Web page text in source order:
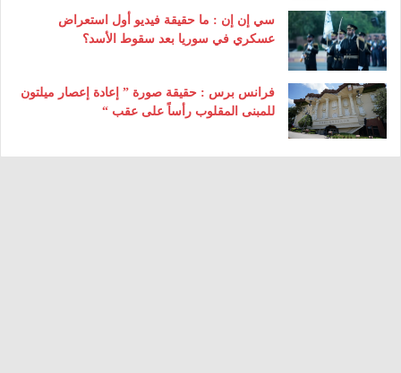
سي إن إن : ما حقيقة فيديو أول استعراض
عسكري في سوريا بعد سقوط الأسد؟
فرانس برس : حقيقة صورة ” إعادة إعصار ميلتون
للمبنى المقلوب رأساً على عقب “